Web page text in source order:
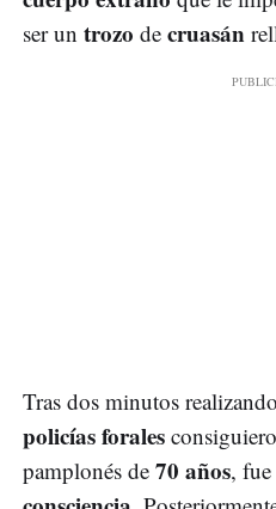
ser un trozo de cruasán
Tras dos minutos
policías forales
pamplonés de 70 años,